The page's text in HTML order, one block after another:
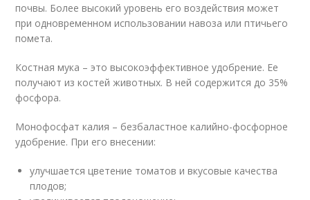
почвы. Более высокий уровень его воздействия может
при одновременном использовании навоза или птичьего
помета.
Костная мука – это высокоэффективное удобрение. Ее
получают из костей животных. В ней содержится до 35%
фосфора.
Монофосфат калия – безбаластное калийно-фосфорное
удобрение. При его внесении:
улучшается цветение томатов и вкусовые качества
плодов;